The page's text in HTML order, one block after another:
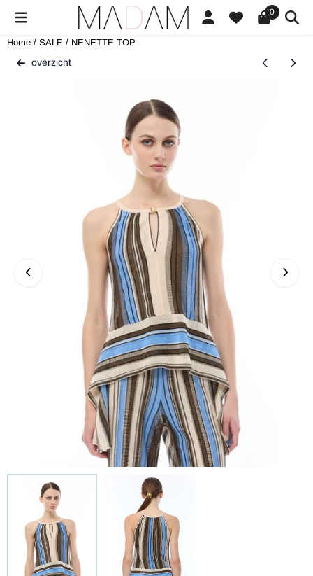
Cookievoorkeuren zijn beschikbaar. Kies instellingen of sta alle
0
Home / SALE / NENETTE TOP
overzicht